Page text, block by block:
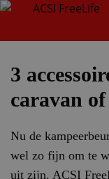
3
caravan
Nu de
wel zo fijn om te
uit zijn. ACSI